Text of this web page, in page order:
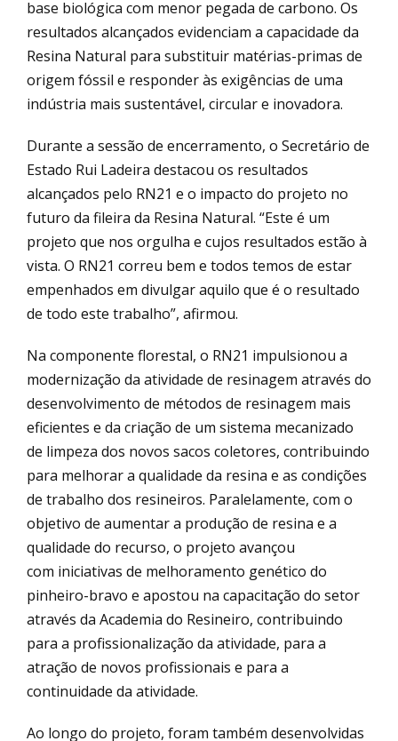
base biológica com menor pegada de carbono. Os
resultados alcançados evidenciam a capacidade da
Resina Natural para substituir matérias-primas de
origem fóssil e responder às exigências de uma
indústria mais sustentável, circular e inovadora.
Durante a sessão de encerramento, o Secretário de
Estado Rui Ladeira destacou os resultados
alcançados pelo RN21 e o impacto do projeto no
futuro da fileira da Resina Natural. “Este é um
projeto que nos orgulha e cujos resultados estão à
vista. O RN21 correu bem e todos temos de estar
empenhados em divulgar aquilo que é o resultado
de todo este trabalho”, afirmou.
Na componente florestal, o RN21 impulsionou a
modernização da atividade de resinagem através do
desenvolvimento de métodos de resinagem mais
eficientes e da criação de um sistema mecanizado
de limpeza dos novos sacos coletores, contribuindo
para melhorar a qualidade da resina e as condições
de trabalho dos resineiros. Paralelamente, com o
objetivo de aumentar a produção de resina e a
qualidade do recurso, o projeto avançou
com iniciativas de melhoramento genético do
pinheiro-bravo e apostou na capacitação do setor
através da Academia do Resineiro, contribuindo
para a profissionalização da atividade, para a
atração de novos profissionais e para a
continuidade da atividade.
Ao longo do projeto, foram também desenvolvidas